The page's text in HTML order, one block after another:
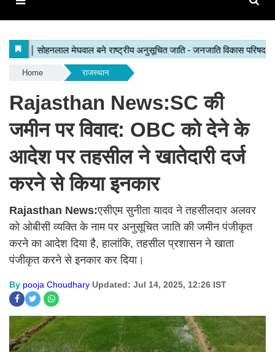
Home राजस्थान
Rajasthan News:SC की
जमीन पर विवाद: OBC को देने के
आदेश पर तहसील ने खातेदारी दर्ज
करने से किया इनकार
Rajasthan News:एसीएम सुनीता यादव ने तहसीलदार अलवर
को ओबीसी व्यक्ति के नाम पर अनुसूचित जाति की जमीन पंजीकृत
करने का आदेश दिया है, हालांकि, तहसील प्रशासन ने खाता
पंजीकृत करने से इनकार कर दिया।
By pooja Choudhary Updated: Jul 14, 2025, 12:26 IST